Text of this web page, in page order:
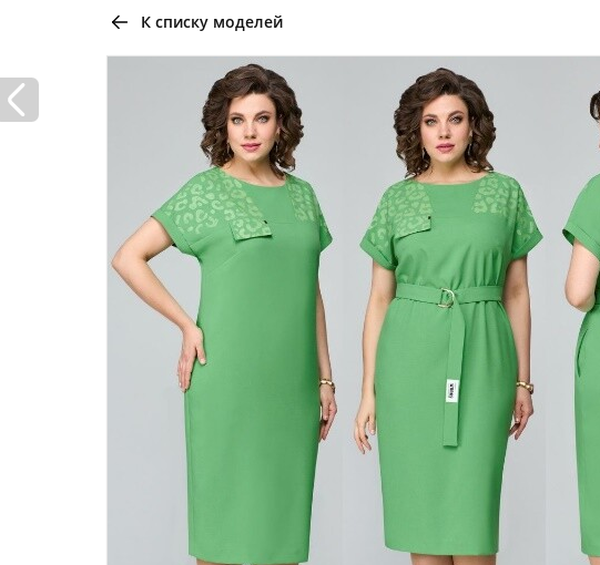
Размер Обхват
40
42
84
46
48
50
54
56
62
К списку моделей